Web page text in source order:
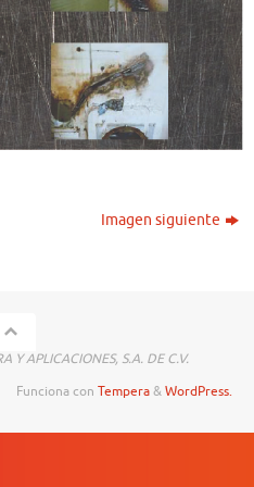
Imagen siguiente
Y APLICACIONES, S.A. DE C.V.
Funciona con Tempera&WordPress.